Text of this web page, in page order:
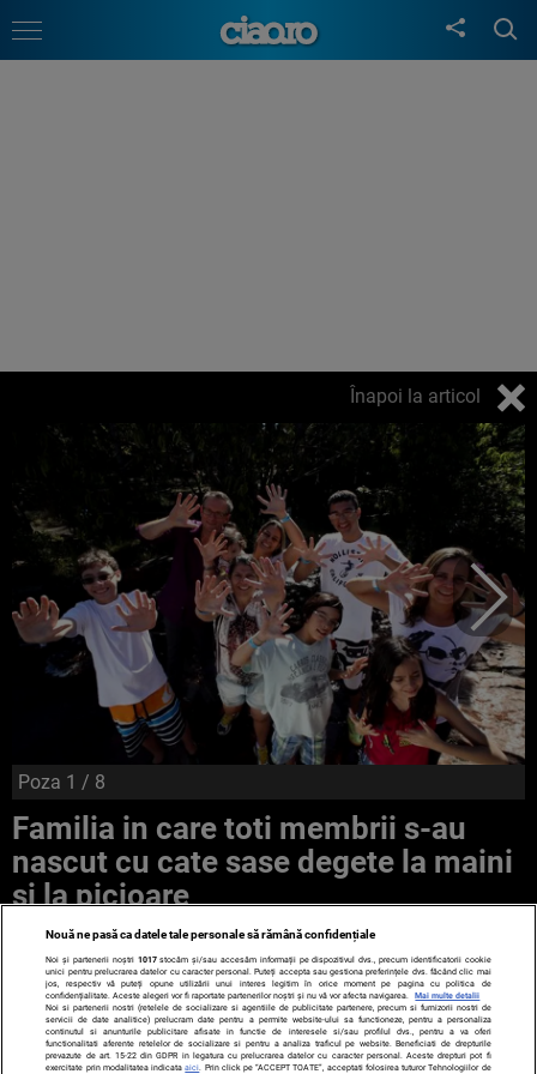
Înapoi la articol
Poza 1 / 8
Familia in care toti membrii s-au
nascut cu cate sase degete la maini
si la picioare
Nouă ne pasă ca datele tale personale să rămână confidențiale
Noi și partenerii noștri 1017stocăm și/sau accesăm informații pe dispozitivul dvs., precum identificatorii cookie
unici pentru prelucrarea datelor cu caracter personal. Puteți accepta sau gestiona preferințele dvs. făcând clic mai
jos, respectiv vă puteți opune utilizării unui interes legitim în orice moment pe pagina cu politica de
confidențialitate. Aceste alegeri vor fi raportate partenerilor noștri și nu vă vor afecta navigarea.
Mai multe detalii
Noi si partenerii nostri (retelele de socializare si agentiile de publicitate partenere, precum si furnizorii nostri de
servicii de date analitice) prelucram date pentru a permite website-ului sa functioneze, pentru a personaliza
continutul si anunturile publicitare afisate in functie de interesele si/sau profilul dvs., pentru a va oferi
functionalitati aferente retelelor de socializare si pentru a analiza traficul pe website. Beneficiati de drepturile
prevazute de art. 15-22 din GDPR in legatura cu prelucrarea datelor cu caracter personal. Aceste drepturi pot fi
exercitate prin modalitatea indicataaici . Prin click pe “ACCEPT TOATE”, acceptati folosirea tuturor Tehnologiilor de